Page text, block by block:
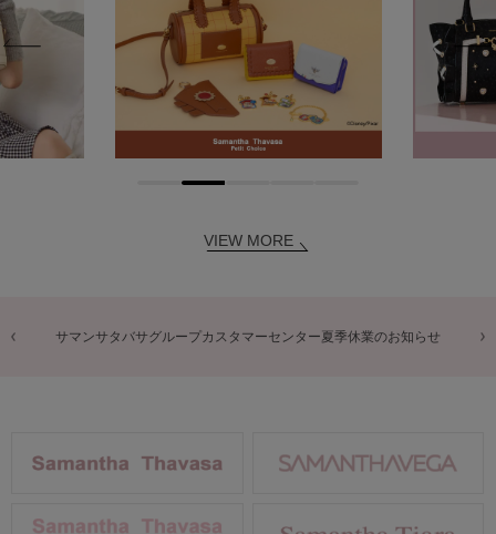
VIEW MORE
商品に関するお詫びとお知らせ